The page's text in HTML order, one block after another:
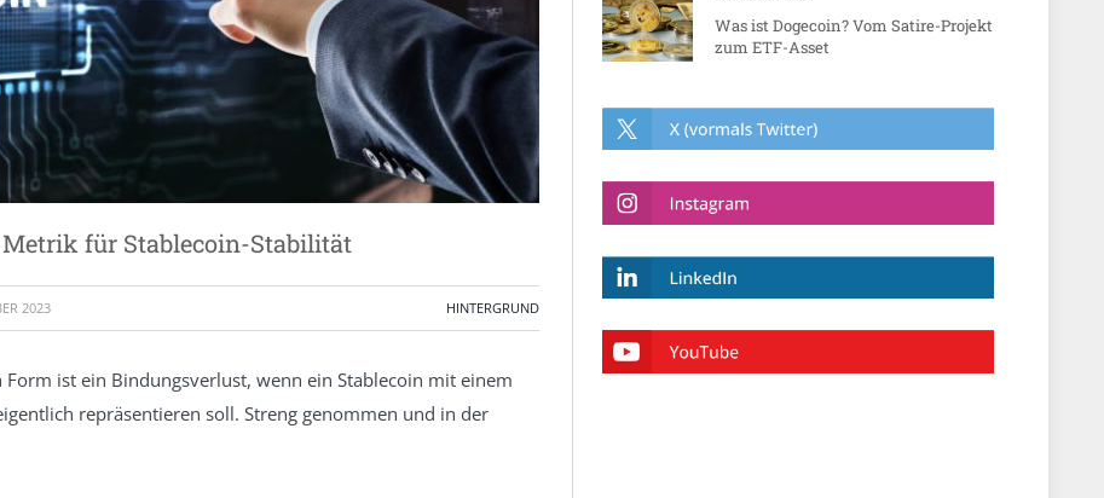
für Stablecoin-Stabilität
2023 HINTERGRUND
ist ein Bindungsverlust, wenn ein Stablecoin mit einem
repräsentieren soll. Streng genommen und in der
Was ist Dogecoin? Vom Satire-Projekt
zum ETF-Asset